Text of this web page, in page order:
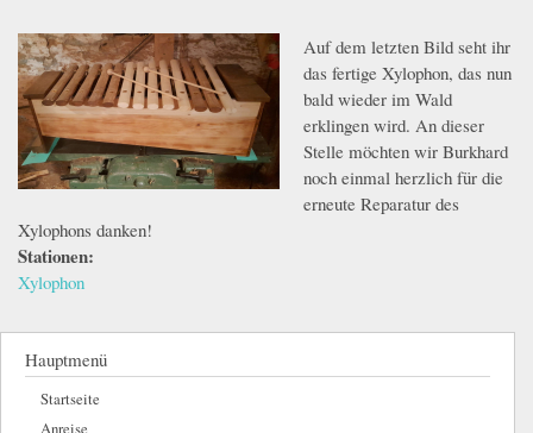
13.jpeg
Auf dem letzten Bild seht ihr
das fertige Xylophon, das nun
bald wieder im Wald
erklingen wird. An dieser
Stelle möchten wir Burkhard
noch einmal herzlich für die
erneute Reparatur des
Xylophons danken!
Stationen:
Xylophon
Hauptmenü
Startseite
Anreise